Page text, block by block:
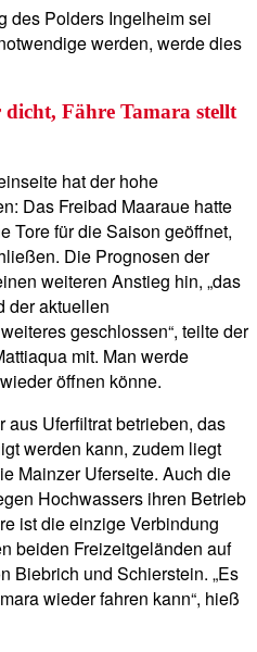
des Polders Ingelheim sei
werden, werde dies
Fähre Tamara stellt
hat der hohe
Das Freibad Maaraue hatte
Tore für die Saison geöffnet,
Die Prognosen der
weiteren Anstieg hin, „das
der aktuellen
geschlossen“, teilte der
mit. Man werde
öffnen könne.
aus Uferfiltrat betrieben, das
werden kann, zudem liegt
Mainzer Uferseite. Auch die
Hochwassers ihren Betrieb
ist die einzige Verbindung
beiden Freizeitgeländen auf
Biebrich und Schierstein. „Es
wieder fahren kann“, hieß